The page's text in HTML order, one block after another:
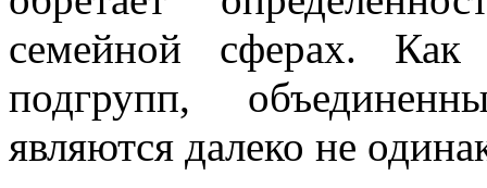
семейной сферах.
подгрупп,
являются далеко не